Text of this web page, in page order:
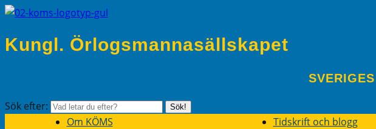
Kungl. Örlogsmannasällskapet
Sök efter: Sök!
Om KÖMS
Tidskrift och blogg